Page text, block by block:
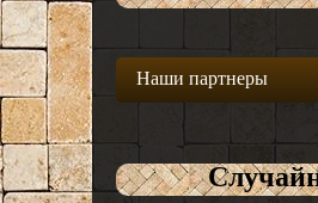
Наши партнеры